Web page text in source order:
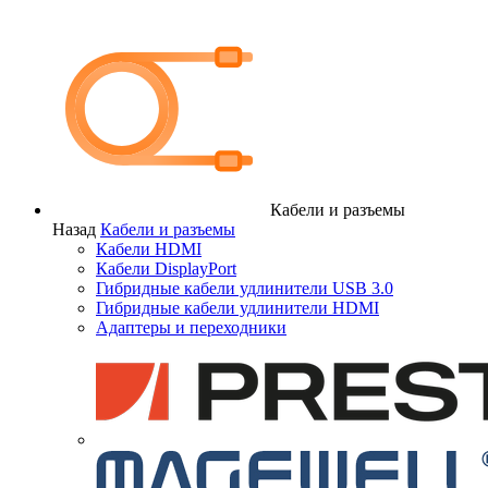
Кабели и разъемы
Назад Кабели и разъемы
Кабели HDMI
Кабели DisplayPort
Гибридные кабели удлинители USB 3.0
Гибридные кабели удлинители HDMI
Адаптеры и переходники